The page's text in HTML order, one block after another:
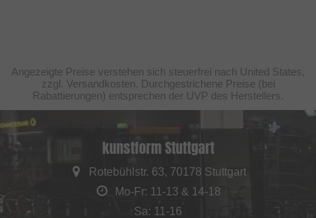
Angezeigte Preise verstehen sich steuerfrei nach United States,
zzgl. Versandkosten. Durchgestrichene Preise (bei
Rabattierungen) entsprechen der UVP des Herstellers.
kunstform Stuttgart
Rotebühlstr. 63, 70178 Stuttgart
Mo-Fr: 11-13 & 14-18
Sa: 11-16